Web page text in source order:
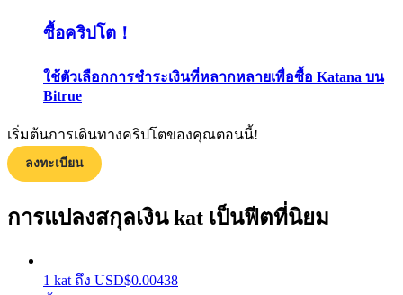
ซื้อคริปโต！
ใช้ตัวเลือกการชำระเงินที่หลากหลายเพื่อซื้อ Katana บน
Bitrue
เริ่มต้นการเดินทางคริปโตของคุณตอนนี้!
ลงทะเบียน
การแปลงสกุลเงิน kat เป็นฟีตที่นิยม
1 kat ถึง USD$0.00438